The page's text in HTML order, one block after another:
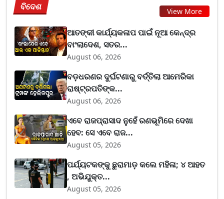
ବିଦେଶ View More
ଆତଙ୍କୀ କାର୍ଯ୍ୟକଳାପ ପାଇଁ ନୂଆ କେନ୍ଦ୍ର
ବାଂଲାଦେଶ, ସତର...
August 06, 2026
ବଡ଼ଧରଣର ଦୁର୍ଘଟଣାରୁ ବର୍ତ୍ତିଲା ଆମେରିକା
ରାଷ୍ଟ୍ରପତିଙ୍କ...
August 06, 2026
ଏବେ ରାଜପ୍ରାସାଦ ନୁହେଁ ରଣଭୂମିରେ ଦେଖା
ହେବ: ସେ ଏବେ ରାଜ...
August 05, 2026
ପର୍ଯ୍ୟଟକଙ୍କୁ ଛୁରାମାଡ଼ କଲେ ମହିଳା; ୪ ଆହତ
, ଅଭିଯୁକ୍ତ...
August 05, 2026